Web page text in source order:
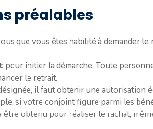
préalables
que vous êtes habilité à demander le
pour initier la démarche. Toute
le retrait.
il faut obtenir une autorisation
si votre conjoint figure parmi les
être obtenu pour réaliser le rachat,